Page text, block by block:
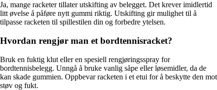
Ja, mange racketer tillater utskifting av belegget. Det krever imidlertid
litt øvelse å påføre nytt gummi riktig. Utskifting gir mulighet til å
tilpasse racketen til spillestilen din og forbedre ytelsen.
Hvordan rengjør man et bordtennisracket?
Bruk en fuktig klut eller en spesiell rengjøringsspray for
bordtennisbelegg. Unngå å bruke vanlig såpe eller løsemidler, da de
kan skade gummien. Oppbevar racketen i et etui for å beskytte den mot
støv og fukt.